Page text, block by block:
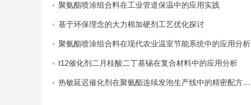
聚氨酯喷涂组合料在工业管道保温中的应用实践
基于环保理念的大力棉加硬剂工艺优化探讨
聚氨酯喷涂组合料在现代农业温室节能系统中的应用分析​
t12催化剂二月桂酸二丁基锡在复合材料中的应用分析
热敏延迟催化剂在聚氨酯连续发泡生产线中的精密配方设